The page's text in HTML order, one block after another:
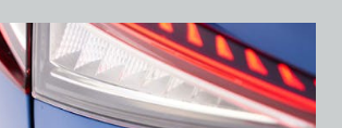
EPIQ